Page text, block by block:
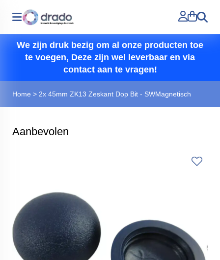
Zoeken
We zijn druk bezig om al onze producten toe
te voegen, Deze zijn wel leverbaar en via
contact aan te vragen!
Home > 2x 45mm ZK13 Zeskant Dop Bit - SWMagnetisch
Aanbevolen